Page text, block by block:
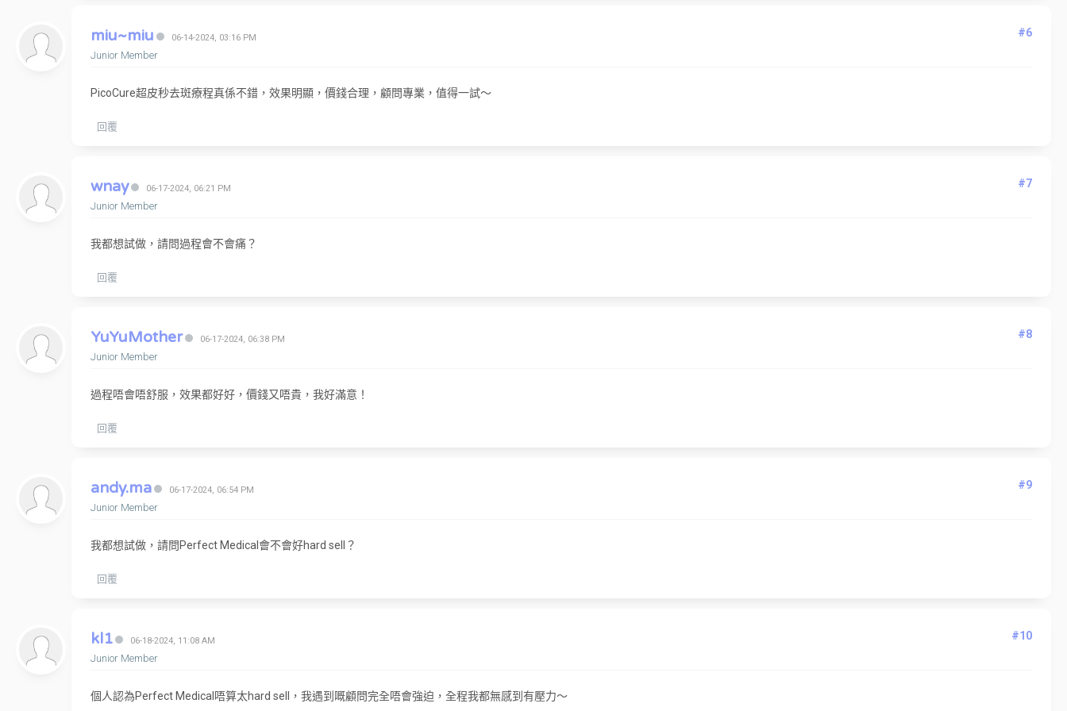
miu~miu 06-14-2024, 03:16 PM
Junior Member
#6
PicoCure超皮秒去斑療程真係不錯，效果明顯，價錢合理，顧問專業，值得一試～
回覆
wnay 06-17-2024, 06:21 PM
Junior Member
#7
我都想試做，請問過程會不會痛？
回覆
YuYuMother 06-17-2024, 06:38 PM
Junior Member
#8
過程唔會唔舒服，效果都好好，價錢又唔貴，我好滿意！
回覆
andy.ma 06-17-2024, 06:54 PM
Junior Member
#9
我都想試做，請問Perfect Medical會不會好hard sell？
回覆
kl1 06-18-2024, 11:08 AM
Junior Member
#10
個人認為Perfect Medical唔算太hard sell，我遇到嘅顧問完全唔會強迫，全程我都無感到有壓力～